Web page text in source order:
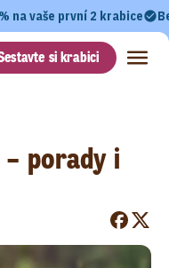
na vaše první 2 krabice
si krabici
porady i